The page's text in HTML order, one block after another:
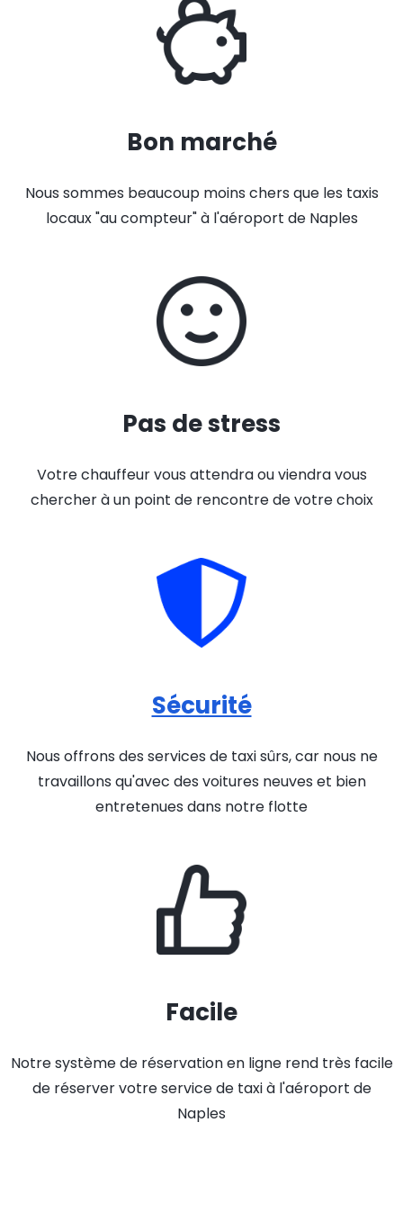
Bon marché
Nous sommes beaucoup moins chers que les taxis
locaux "au compteur" à l'aéroport de Naples
Pas de stress
Votre chauffeur vous attendra ou viendra vous
chercher à un point de rencontre de votre choix
Sécurité
Nous offrons des services de taxi sûrs, car nous ne
travaillons qu'avec des voitures neuves et bien
entretenues dans notre flotte
Facile
Notre système de réservation en ligne rend très facile
de réserver votre service de taxi à l'aéroport de
Naples